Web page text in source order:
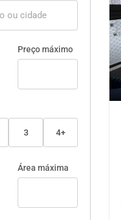
Preço máximo
3 4+
Área máxima